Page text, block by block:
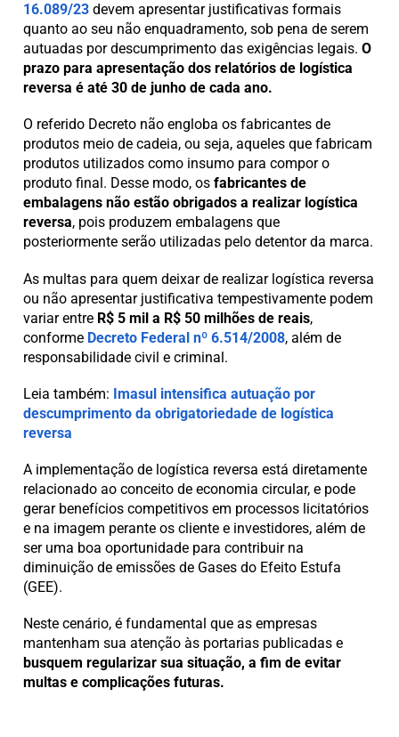
16.089/23 devem apresentar justificativas formais
quanto ao seu não enquadramento, sob pena de serem
autuadas por descumprimento das exigências legais. O
prazo para apresentação dos relatórios de logística
reversa é até 30 de junho de cada ano.
O referido Decreto não engloba os fabricantes de
produtos meio de cadeia, ou seja, aqueles que fabricam
produtos utilizados como insumo para compor o
produto final. Desse modo, os fabricantes de
embalagens não estão obrigados a realizar logística
reversa, pois produzem embalagens que
posteriormente serão utilizadas pelo detentor da marca.
As multas para quem deixar de realizar logística reversa
ou não apresentar justificativa tempestivamente podem
variar entre R$ 5 mil a R$ 50 milhões de reais,
conforme Decreto Federal nº 6.514/2008, além de
responsabilidade civil e criminal.
Leia também: Imasul intensifica autuação por
descumprimento da obrigatoriedade de logística
reversa
A implementação de logística reversa está diretamente
relacionado ao conceito de economia circular, e pode
gerar benefícios competitivos em processos licitatórios
e na imagem perante os cliente e investidores, além de
ser uma boa oportunidade para contribuir na
diminuição de emissões de Gases do Efeito Estufa
(GEE).
Neste cenário, é fundamental que as empresas
mantenham sua atenção às portarias publicadas e
busquem regularizar sua situação, a fim de evitar
multas e complicações futuras.